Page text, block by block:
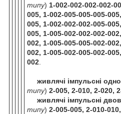
типу) 1-002-002-002-002-
005, 1-002-005-005-005-
005, 1-002-002-002-005-
005, 1-005-002-002-002-
002, 1-005-005-005-002-
002, 1-005-002-005-002-
002
живлячі імпульсні
типу) 2-005, 2-010, 2-020,
живлячі імпульсні
типу) 2-005-005, 2-010-